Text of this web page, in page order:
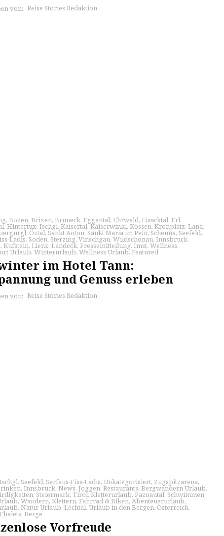
von: Reise Stories Redaktion
, Bozen, Brixen, Bruneck, Eggental, Ehrwald, Eisacktal, Erl,
,Hintertux, Ischgl, Kaisertal,Kaiserwinkl, Kössen, Kronplatz, Lana,
, Öztal, Sankt Anton, Sankt Maria im Pein, Schenna, Seefeld,
Ladis, Söden, Sterzing, Vinschgau, Wildschönau, Innsbruck,
, Kufstein, Lienz, Landeck, Pressemitteilung, Imst, Wellness,
Urlaub, Winterurlaub, Wellness Urlaub,Featured
im Hotel Tann:
und Genuss erleben
von: Reise Stories Redaktion
Ischgl, Seefeld, Serfaus-Fiss-Ladis, Unkategorisiert, Zugspitzarena,
, Innsbruck, News, Joggen, Restaurants, Bergwandern Urlaub,
, Steiermark, Tirol,Kletterurlaub, Paznautal, Schwimmen,
, Wandern, Klettern, Fahrrad & Biken, Abenteuerurlaub,
, Natur Urlaub, Lechtal, Urlaub in den Bergen, Österreich,
, Berge
Vorfreude